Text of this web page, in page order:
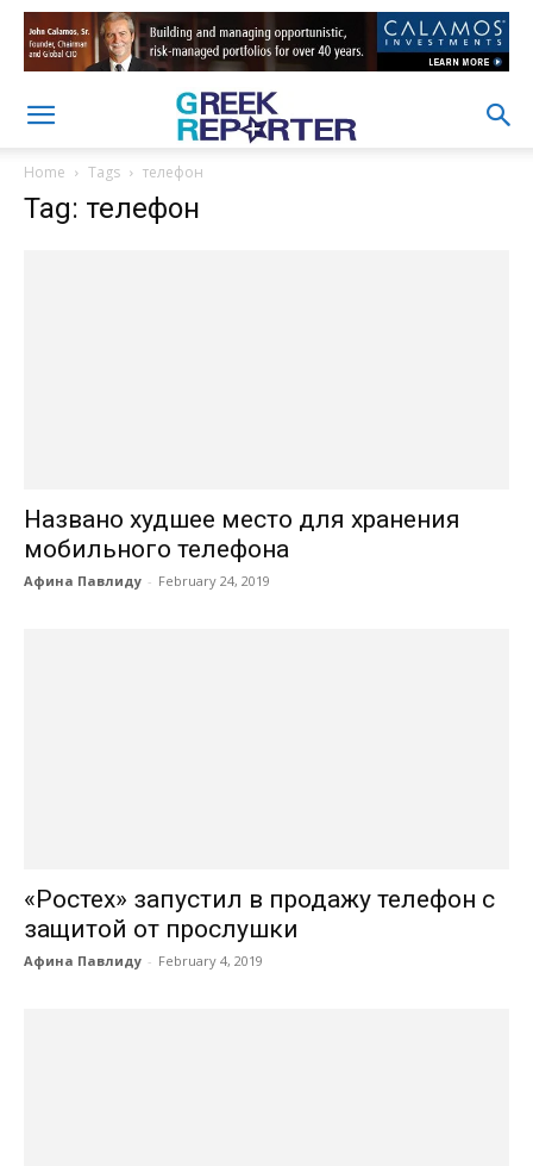
Home Tags телефон
Tag: телефон
Названо худшее место для хранения
мобильного телефона
Афина Павлиду - February 24, 2019
«Ростех» запустил в продажу телефон с
защитой от прослушки
Афина Павлиду - February 4, 2019